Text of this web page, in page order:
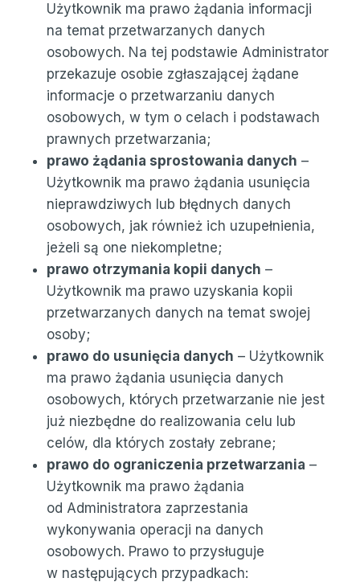
Użytkownik ma prawo żądania informacji
na temat przetwarzanych danych
osobowych. Na tej podstawie Administrator
przekazuje osobie zgłaszającej żądane
informacje o przetwarzaniu danych
osobowych, w tym o celach i podstawach
prawnych przetwarzania;
prawo żądania sprostowania danych –
Użytkownik ma prawo żądania usunięcia
nieprawdziwych lub błędnych danych
osobowych, jak również ich uzupełnienia,
jeżeli są one niekompletne;
prawo otrzymania kopii danych –
Użytkownik ma prawo uzyskania kopii
przetwarzanych danych na temat swojej
osoby;
prawo do usunięcia danych – Użytkownik
ma prawo żądania usunięcia danych
osobowych, których przetwarzanie nie jest
już niezbędne do realizowania celu lub
celów, dla których zostały zebrane;
prawo do ograniczenia przetwarzania –
Użytkownik ma prawo żądania
od Administratora zaprzestania
wykonywania operacji na danych
osobowych. Prawo to przysługuje
w następujących przypadkach: